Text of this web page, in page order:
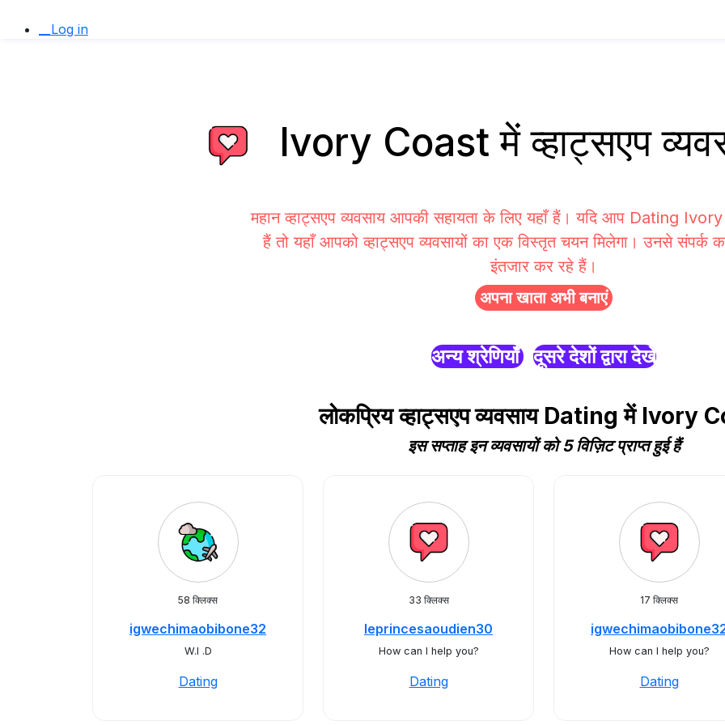
__Log in
Ivory Coast में व्हाट्सएप
महान व्हाट्सएप व्यवसाय आपकी सहायता के लिए यहाँ हैं। यदि आप Dating
हैं तो यहाँ आपको व्हाट्सएप व्यवसायों का एक विस्तृत चयन मिलेगा। उनसे संपर्क
इंतजार कर रहे हैं।
अपना खाता अभी बनाएं
अन्य श्रेणियाँ दूसरे देशों द्वारा देखें
लोकप्रिय व्हाट्सएप व्यवसाय Dating में Ivory
इस सप्ताह इन व्यवसायों को 5 विज़िट प्राप्त हुई हैं
58 क्लिक्स
igwechimaobibone32
W.I .D
Dating
33 क्लिक्स
leprincesaoudien30
How can I help you?
Dating
17 क्लिक्स
How can I help you?
Dating